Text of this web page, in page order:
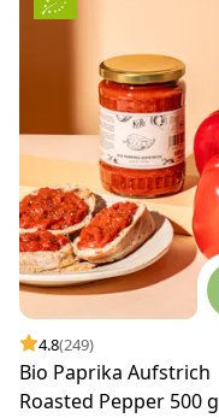
4.8(249)
Bio Paprika Aufstrich
Roasted Pepper 500 g